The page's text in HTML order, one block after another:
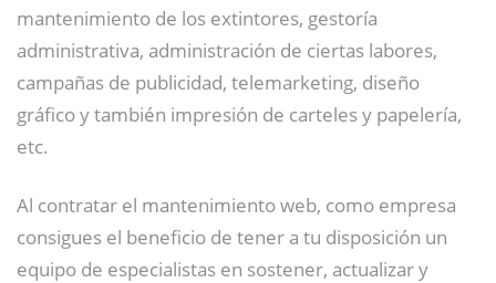
mantenimiento de los extintores, gestoría
administrativa, administración de ciertas labores,
campañas de publicidad, telemarketing, diseño
gráfico y también impresión de carteles y papelería,
etc.
Al contratar el mantenimiento web, como empresa
consigues el beneficio de tener a tu disposición un
equipo de especialistas en sostener, actualizar y